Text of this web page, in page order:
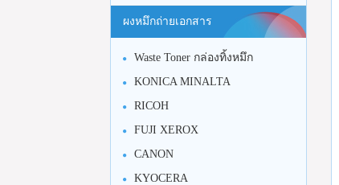
ผงหมึกถ่ายเอกสาร
Waste Toner กล่องทิ้งหมึก
KONICA MINALTA
RICOH
FUJI XEROX
CANON
KYOCERA